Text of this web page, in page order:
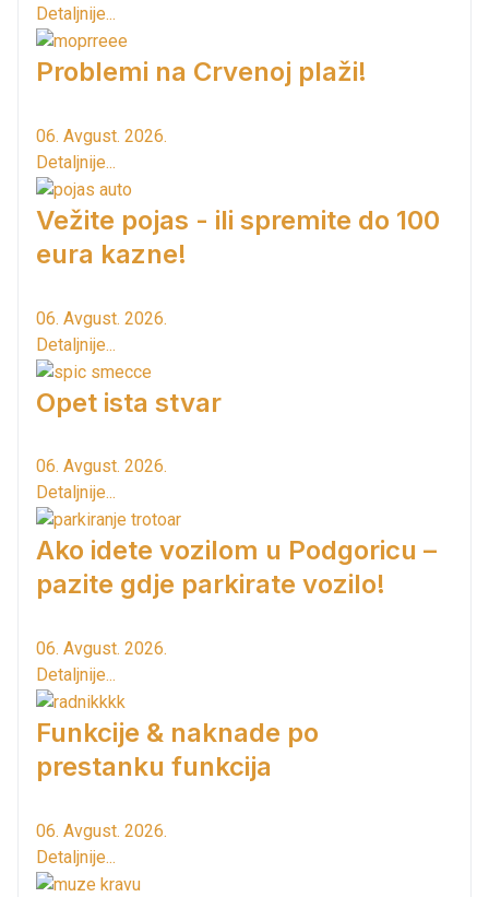
Detaljnije...
Problemi na Crvenoj plaži!
06. Avgust. 2026.
Detaljnije...
Vežite pojas - ili spremite do 100
eura kazne!
06. Avgust. 2026.
Detaljnije...
Opet ista stvar
06. Avgust. 2026.
Detaljnije...
Ako idete vozilom u Podgoricu –
pazite gdje parkirate vozilo!
06. Avgust. 2026.
Detaljnije...
Funkcije & naknade po
prestanku funkcija
06. Avgust. 2026.
Detaljnije...